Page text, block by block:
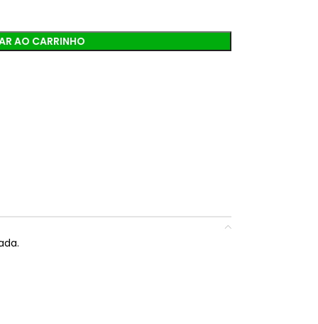
AO CARRINHO